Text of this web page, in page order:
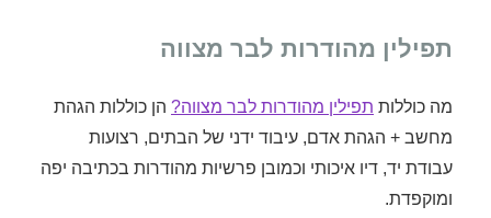
תפילין מהודרות לבר מצווה
מה כוללות תפילין מהודרות לבר מצווה? הן כוללות הגהת
מחשב + הגהת אדם, עיבוד ידני של הבתים, רצועות
עבודת יד, דיו איכותי וכמובן פרשיות מהודרות בכתיבה יפה
ומוקפדת.